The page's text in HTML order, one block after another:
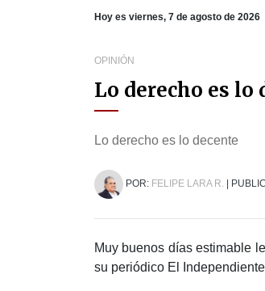
Hoy es viernes, 7 de agosto de 2026
OPINIÓN
Lo derecho es lo
Lo derecho es lo decente
POR: FELIPE LARA R. |
Muy buenos días estimable
su periódico El